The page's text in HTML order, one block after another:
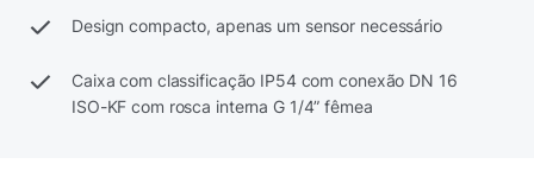
Design compacto, apenas um sensor necessário
Caixa com classificação IP54 com conexão DN 16
ISO-KF com rosca interna G 1/4” fêmea